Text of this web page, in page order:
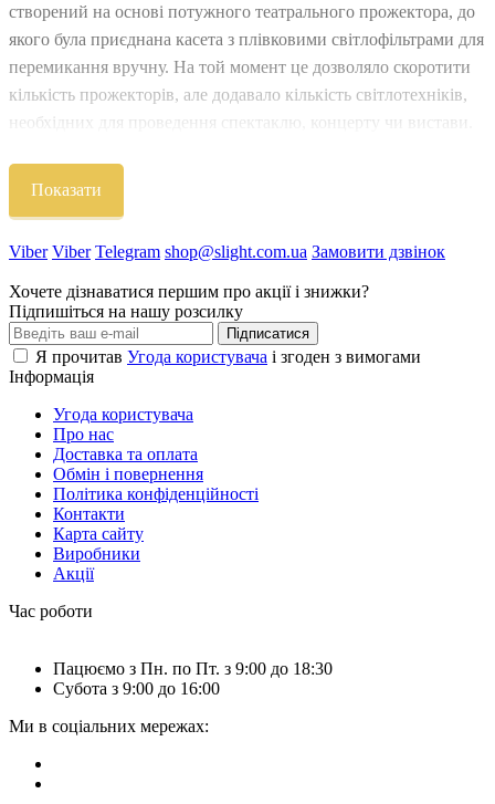
створений на основі потужного театрального прожектора, до
якого була приєднана касета з плівковими світлофільтрами для
перемикання вручну. На той момент це дозволяло скоротити
кількість прожекторів, але додавало кількість світлотехніків,
необхідних для проведення спектаклю, концерту чи вистави.
Наступним етапом розвитку було застосування потужних
ламп та моторизованих систем зміни з більш довговічними та
яскравими скляними дихроїчними світлофільтрами.
Сценічний колорченджер вищого класу оснащується значно
субтрактивною схемою CMY (Cyan, Magenta, Yellow), яка
дозволяє отримати чисті кольори і незрівнянно більшу
кількість колірних відтінків. Крім того, колорченджер може
оснащуватися корекційними кольорами фільтрами, які
змінюють колірну температуру світла, що життєво необхідно
для залів, де ведеться телевізійна зйомка. Перед тим як
колорченджеробов'язково уточніть додаткові можливості, які
він може мати, а саме:
- стробоскоп;
- плавний димер;
- колесо ефектів – фрост-фільтр, анімаційні ефекти, призма;
- додаткові кольори з можливістю поєднувати їх один з одним.
Показати
Viber Viber Telegram shop@slight.com.ua Замовити дзвінок
Хочете дізнаватися першим про акції і знижки?
Підпишіться на нашу розсилку
Підписатися
Я прочитав Угода користувача і згоден з вимогами
Інформація
Угода користувача
Про нас
Доставка та оплата
Обмін і повернення
Політика конфіденційності
Контакти
Карта сайту
Виробники
Акції
Час роботи
Пацюємо з Пн. по Пт. з 9:00 до 18:30
Субота з 9:00 до 16:00
Ми в соціальних мережах: